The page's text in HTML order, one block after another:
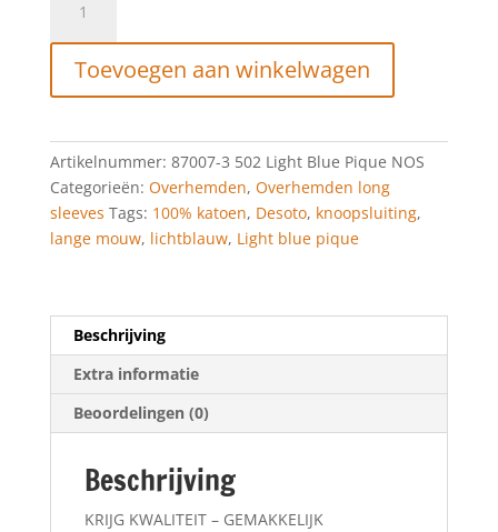
Essential
Hai
Light
Pique
aantal
Toevoegen aan winkelwagen
Artikelnummer: 87007-3 502 Light Blue Pique NOS
Categorieën: Overhemden, Overhemden long
sleeves Tags: 100% katoen, Desoto, knoopsluiting,
lange mouw, lichtblauw, Light blue pique
Beschrijving
Extra informatie
Beoordelingen (0)
Beschrijving
KRIJG KWALITEIT – GEMAKKELIJK